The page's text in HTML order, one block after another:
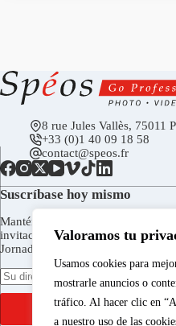
Valoramos tu
Usamos cookies para
mostrarle anuncios o
tráfico. Al hacer clic en
a nuestro uso de las
8 rue Jules Vallès, 75011
+33 (0)1 40 09 18 58
contact@speos.fr
Suscríbase hoy mismo
Manténgase en contacto para
invitaciones a las inauguraciones
Jornadas de Puertas Abiertas, etc.
ENVIAR